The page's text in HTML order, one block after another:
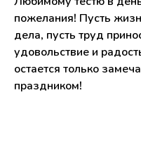
пожелания! Пусть
дела, пусть труд
удовольствие и
остается только
праздником!